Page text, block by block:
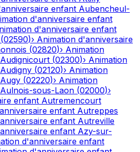
enfant Aubencheul-
d'anniversaire enfant
d'anniversaire enfant
(02590)› Animation d'anniversaire
(02820)› Animation
Audignicourt (02300)› Animation
Audigny (02120)› Animation
Augy (02220)› Animation
Aulnois-sous-Laon (02000)›
enfant Autremencourt
enfant Autreppes
enfant Autreville
enfant Azy-sur-
d'anniversaire enfant